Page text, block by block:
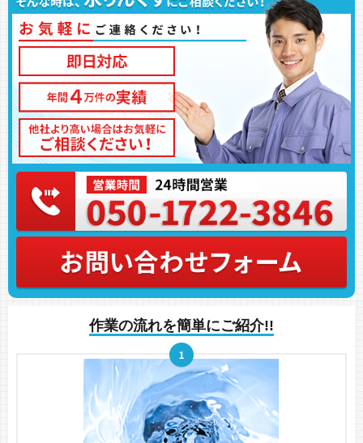
作業の流れを簡単にご紹介!!